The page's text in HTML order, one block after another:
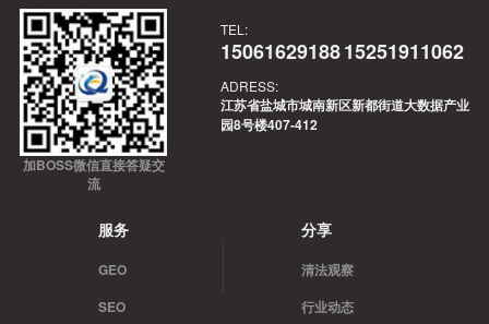
加BOSS微信直接答疑交
流
TEL:
1506162918815251911062
ADRESS:
江苏省盐城市城南新区新都街道大数据产业
园8号楼407-412
服务
GEO
SEO
分享
清法观察
行业动态